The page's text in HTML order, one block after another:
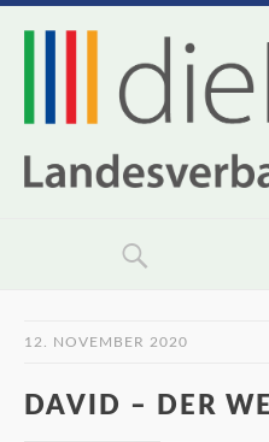
12. NOVEMBER 2020
DAVID – DER